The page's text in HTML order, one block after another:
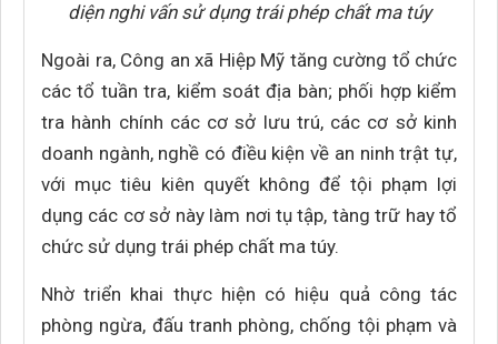
diện nghi vấn sử dụng trái phép chất ma túy
Ngoài ra, Công an xã Hiệp Mỹ tăng cường tổ chức
các tổ tuần tra, kiểm soát địa bàn; phối hợp kiểm
tra hành chính các cơ sở lưu trú, các cơ sở kinh
doanh ngành, nghề có điều kiện về an ninh trật tự,
với mục tiêu kiên quyết không để tội phạm lợi
dụng các cơ sở này làm nơi tụ tập, tàng trữ hay tổ
chức sử dụng trái phép chất ma túy.
Nhờ triển khai thực hiện có hiệu quả công tác
phòng ngừa, đấu tranh phòng, chống tội phạm và